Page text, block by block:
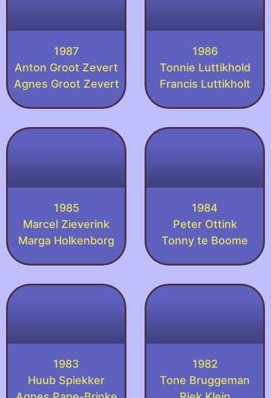
1987
Anton Groot Zevert
Agnes Groot Zevert
1986
Tonnie Luttikhold
Francis Luttikholt
1985
Marcel Zieverink
Marga Holkenborg
1984
Peter Ottink
Tonny te Boome
1983
Huub Spiekker
1982
Tone Bruggeman